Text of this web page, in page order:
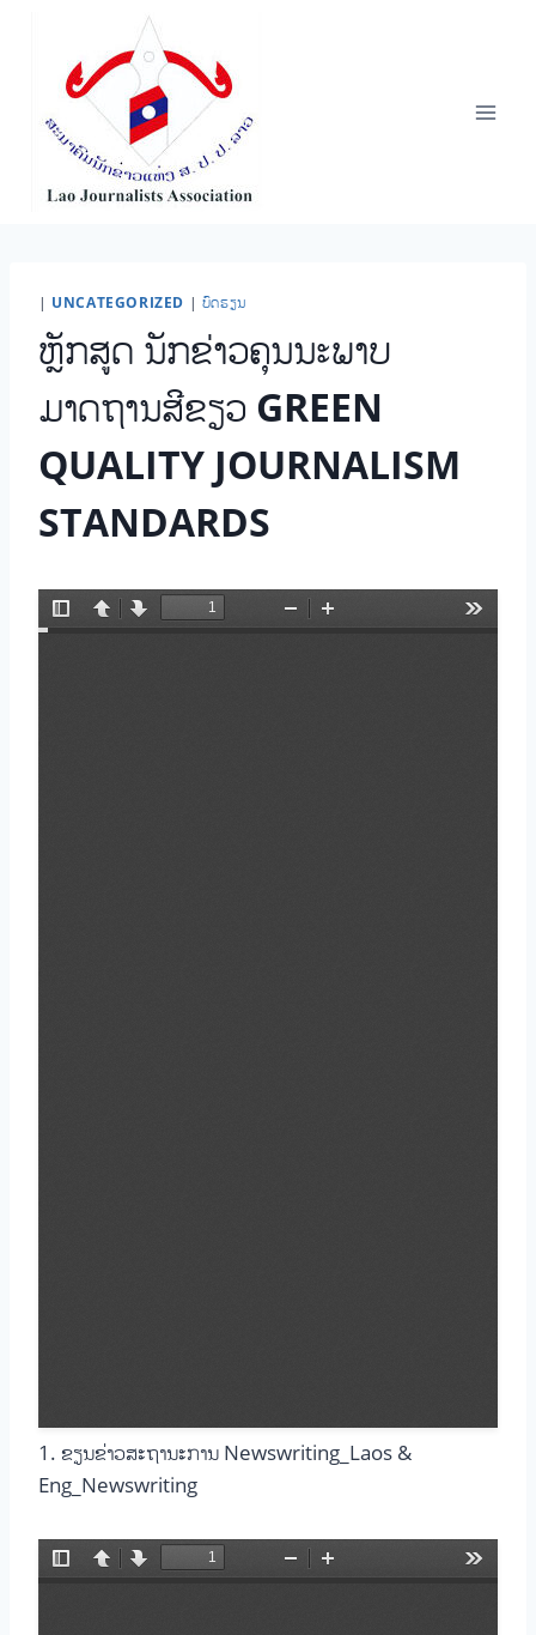
content
| UNCATEGORIZED | ບົດຮຽນ
ຫຼັກສູດ ນັກຂ່າວຄຸນນະພາບ
ມາດຖານສີຂຽວ GREEN
QUALITY JOURNALISM
STANDARDS
1. ຂຽນຂ່າວສະຖານະການ Newswriting_Laos &
Eng_Newswriting